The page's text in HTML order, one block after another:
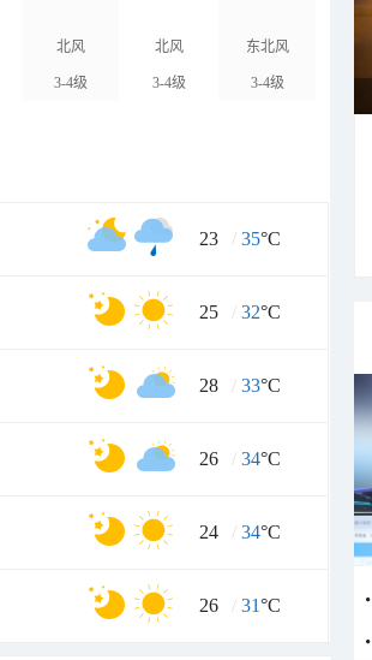
北风
3-4级
北风
3-4级
东北风
3-4级
23 / 35°C
25 / 32°C
28 / 33°C
26 / 34°C
24 / 34°C
26 / 31°C